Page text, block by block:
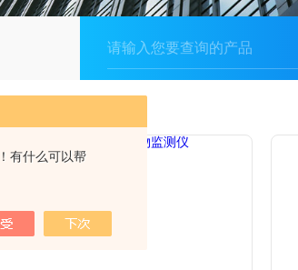
有什么可以帮